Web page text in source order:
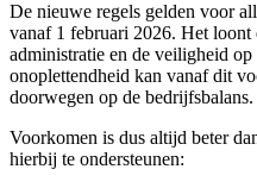
De nieuwe regels gelden voor
vanaf 1 februari 2026. Het
administratie en de veiligheid
onoplettendheid kan vanaf dit
doorwegen op de bedrijfsbalans.
Voorkomen is dus altijd beter
hierbij te ondersteunen: